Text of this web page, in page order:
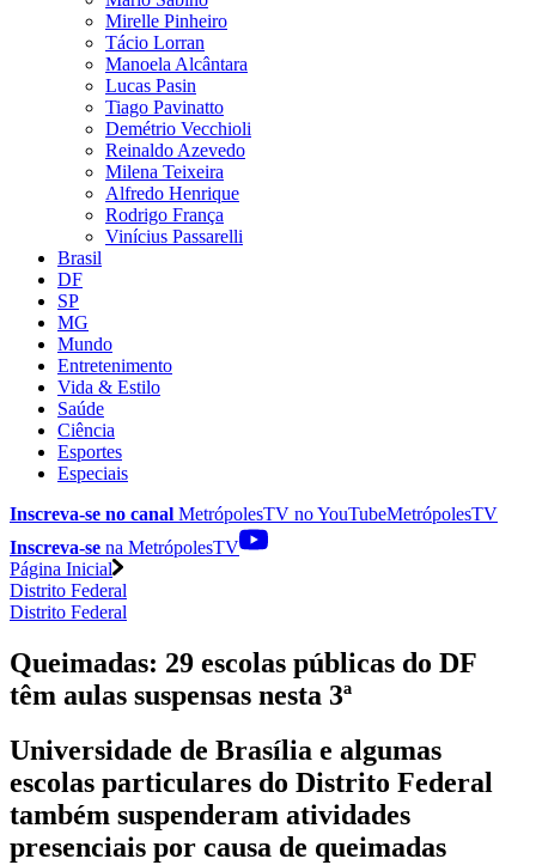
Mirelle Pinheiro
Tácio Lorran
Manoela Alcântara
Lucas Pasin
Tiago Pavinatto
Demétrio Vecchioli
Reinaldo Azevedo
Milena Teixeira
Alfredo Henrique
Rodrigo França
Vinícius Passarelli
Brasil
DF
SP
MG
Mundo
Entretenimento
Vida & Estilo
Saúde
Ciência
Esportes
Especiais
Inscreva-se no canal MetrópolesTV noYouTubeMetrópolesTV
Inscreva-se na MetrópolesTV
Página Inicial
Distrito Federal
Distrito Federal
Queimadas: 29 escolas públicas do DF
têm aulas suspensas nesta 3ª
Universidade de Brasília e algumas
escolas particulares do Distrito Federal
também suspenderam atividades
presenciais por causa de queimadas